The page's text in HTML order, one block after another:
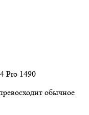
Pro 1490
обычное